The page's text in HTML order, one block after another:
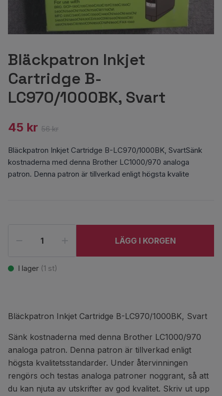
Bläckpatron Inkjet
Cartridge B-
LC970/1000BK, Svart
45 kr 56 kr
Bläckpatron Inkjet Cartridge B-LC970/1000BK, SvartSänk
kostnaderna med denna Brother LC1000/970 analoga
patron. Denna patron är tillverkad enligt högsta kvalite
LÄGG I KORGEN
I lager (1 st)
Bläckpatron Inkjet Cartridge B-LC970/1000BK, Svart
Sänk kostnaderna med denna Brother LC1000/970
analoga patron. Denna patron är tillverkad enligt
högsta kvalitetsstandarder. Under återvinningen
rengörs och testas analoga patroner noggrant, så att
du kan njuta av utskrifter av god kvalitet. Skriv ut upp